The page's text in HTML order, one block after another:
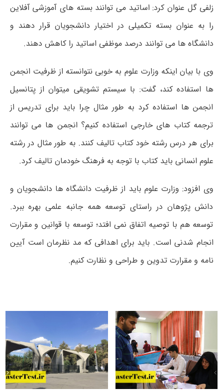
زلفی گل عنوان کرد: اساتید می توانند بسته های آموزشی آفلاین
را به عنوان بسته تکمیلی در اختیار دانشجویان قرار دهند و
دانشگاه ها می توانند درصد موظفی اساتید را کاهش دهند.
وی با بیان اینکه وزارت علوم به خوبی نتوانسته از ظرفیت انجمن
ها استفاده کند، گفت: با سیستم تشویقی میتوان از پتانسیل
انجمن ها استفاده کرد به طور مثال چرا باید برای تدریس از
ترجمه کتاب های خارجی استفاده کنیم؟ انجمن ها می توانند
برای هر درس رشته خود کتاب تالیف کنند. به طور مثال در رشته
علوم انسانی باید کتاب با توجه به فرهنگ خودمان تالیف کرد.
وی افزود: وزارت علوم باید از ظرفیت دانشگاه ها دانشجویان و
دانش پژوهان در راستای توسعه همه جانبه علمی بهره ببرد.
توسعه هم با توصیه اتفاق نمی افتد؛ توسعه با قوانین و مقرارت
انجام شدنی است. باید برای اهدافی که مد نظرمان است آیین
نامه و مقرارت تدوین و طراحی و نظارت کنیم.